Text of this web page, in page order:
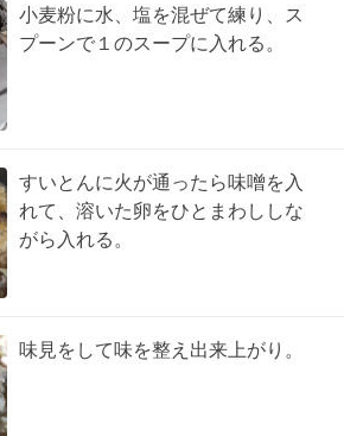
小麦粉に水、塩を混ぜて練り、ス
プーンで１のスープに入れる。
すいとんに火が通ったら味噌を入
れて、溶いた卵をひとまわししな
がら入れる。
味見をして味を整え出来上がり。